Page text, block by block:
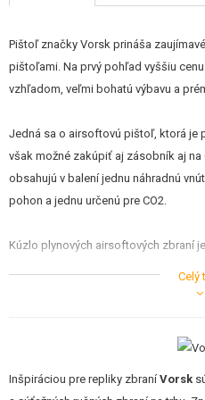
REKLAMNÉ PREDMETY
POŠKODENÝ, POUŽITÝ TOVAR
NOVÝ TOVAR
ZĽAVY, AKCIE
Pištoľ značky Vorsk prináša
pištoľami. Na prvý pohľad vyššiu
vzhľadom, veľmi bohatú výbavu a
Jedná sa o airsoftovú pištoľ, ktorá je
však možné zakúpiť aj zásobník aj
obsahujú v balení jednu náhradnú
pohon a jednu určenú pre CO2.
Kúzlo plynových airsoftových zbraní
sprevádzané typickým kovovým
záver v zadnej polohe. Zbraň tiež
namazané silikónovou vazelínou
Celý
Inšpiráciou pre repliky zbraní Vorsk